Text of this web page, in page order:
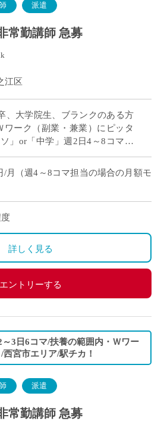
派遣
常勤講師 急募
江区
、大学院生、ブランクのある方
ワーク（副業・兼業）にピッタ
」or「中学」週2日4～8コマ程
務いただける方を募 […]
/月（週4～8コマ担当の場合の月額モ
期によって、初月の給与は日割計
詳しく見る
エントリーする
～3日6コマ/扶養の範囲内・Ｗワー
宮市エリア/駅チカ！
派遣
常勤講師 急募